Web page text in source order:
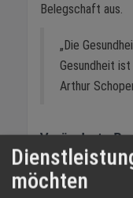
Belegschaft aus.
„Die
Gesundheit ist
Arthur
Veränderte
Generationen
Jüngere
möchten